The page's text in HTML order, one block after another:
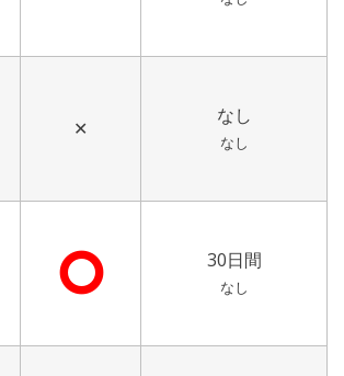
✕
なし
なし
⭘ 30日間
なし